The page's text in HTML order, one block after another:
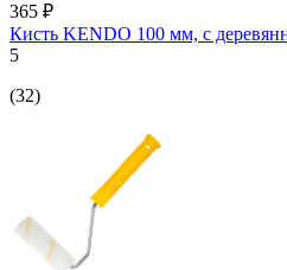
365 ₽
Кисть KENDO 100 мм, с
5
(32)